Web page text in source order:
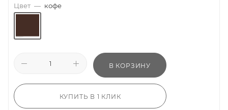
Цвет — кофе
В КОРЗИНУ
КУПИТЬ В 1 КЛИК